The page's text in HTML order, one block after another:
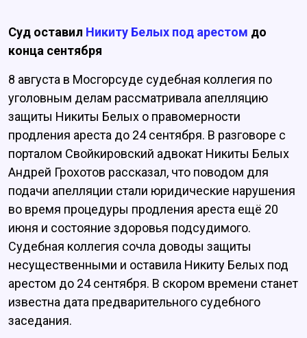
Суд оставил Никиту Белых под арестом до
конца сентября
8 августа в Мосгорсуде судебная коллегия по
уголовным делам рассматривала апелляцию
защиты Никиты Белых о правомерности
продления ареста до 24 сентября. В разговоре с
порталом Свойкировский адвокат Никиты Белых
Андрей Грохотов рассказал, что поводом для
подачи апелляции стали юридические нарушения
во время процедуры продления ареста ещё 20
июня и состояние здоровья подсудимого.
Судебная коллегия сочла доводы защиты
несущественными и оставила Никиту Белых под
арестом до 24 сентября. В скором времени станет
известна дата предварительного судебного
заседания.